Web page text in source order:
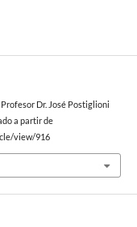
Dr. José Postiglioni
a partir de
view/916